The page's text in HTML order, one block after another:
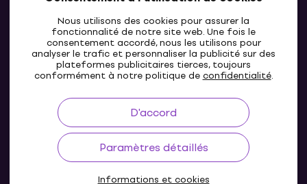
Nous utilisons des cookies pour assurer la
fonctionnalité de notre site web. Une fois le
consentement accordé, nous les utilisons pour
analyser le trafic et personnaliser la publicité sur des
plateformes publicitaires tierces, toujours
conformément à notre politique deconfidentialité.
D'accord
Paramètres détaillés
Informations et cookies
LU